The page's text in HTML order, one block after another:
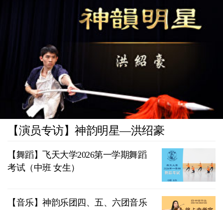
【演员专访】神韵明星—洪绍豪
【舞蹈】飞天大学2026第一学期舞蹈
考试（中班 女生）
【音乐】神韵乐团四、五、六团音乐